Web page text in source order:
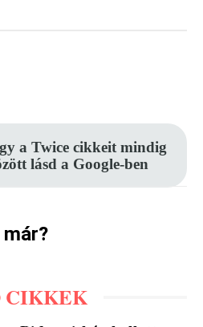
a Twice cikkeit mindig
lásd a Google-ben
CIKKEK